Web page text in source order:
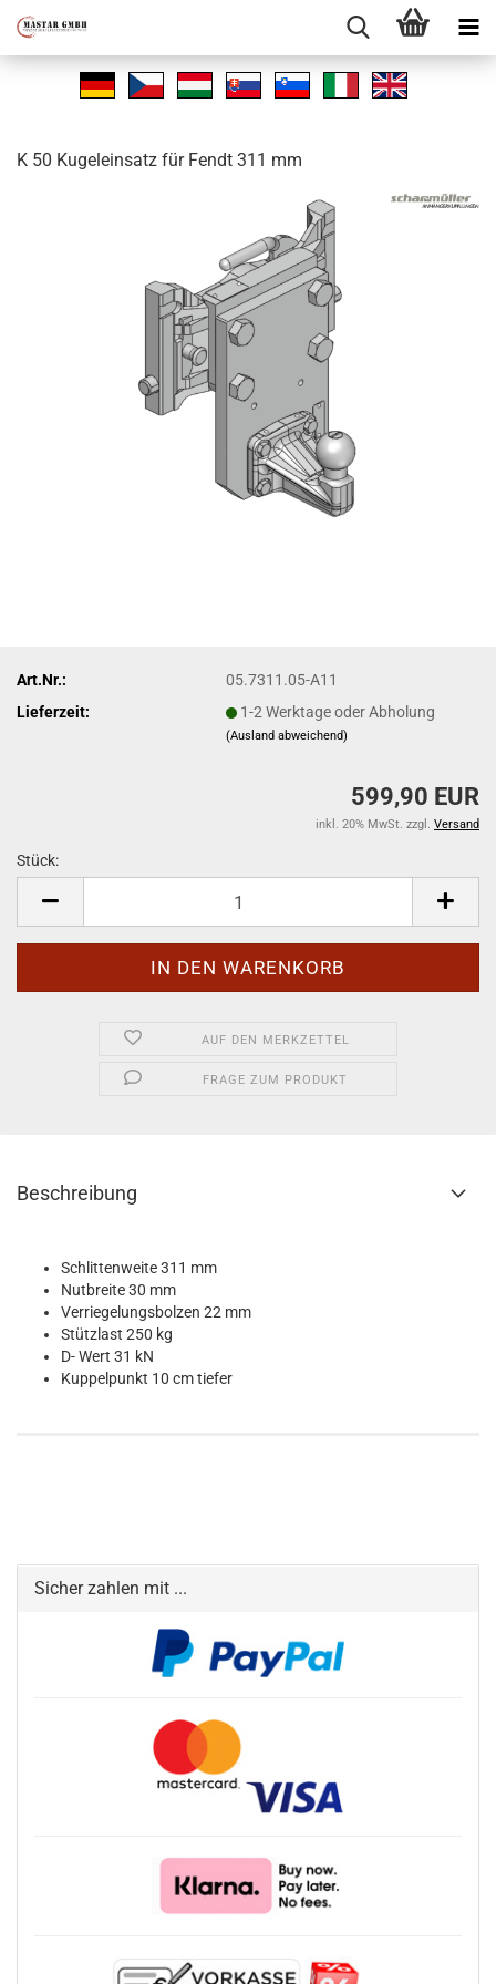
K 50 Ku­gel­ein­satz für Fendt 311 mm
Art.Nr.:
05.7311.05-A11
Lieferzeit:
1-2 Werktage oder Abholung
(Ausland abweichend)
599,90 EUR
inkl. 20% MwSt. zzgl. Versand
Stück:
AUF DEN MERKZETTEL
FRAGE ZUM PRODUKT
Beschreibung
Schlittenweite 311 mm
Nutbreite 30 mm
Verriegelungsbolzen 22 mm
Stützlast 250 kg
D- Wert 31 kN
Kuppelpunkt 10 cm tiefer
Sicher zahlen mit ...